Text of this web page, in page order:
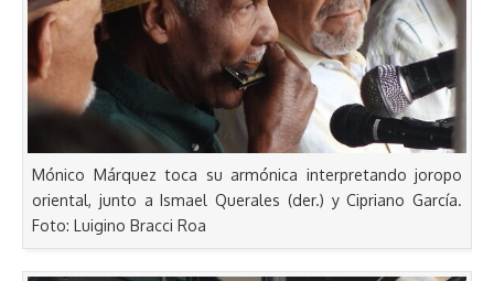
Mónico Márquez toca su armónica interpretando joropo
oriental, junto a Ismael Querales (der.) y Cipriano García.
Foto: Luigino Bracci Roa